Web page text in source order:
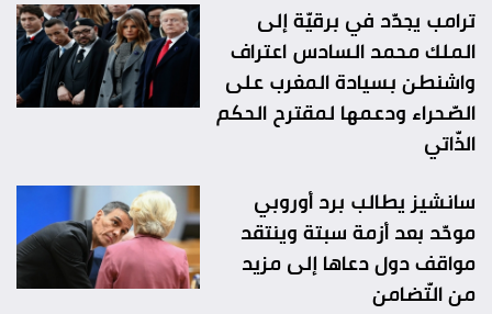
ترامب يجدّد في برقيّة إلى
الملك محمد السادس اعتراف
واشنطن بسيادة المغرب على
الصّحراء ودعمها لمقترح الحكم
الذّاتي
سانشيز يطالب برد أوروبي
موحّد بعد أزمة سبتة وينتقد
مواقف دول دعاها إلى مزيد
من التّضامن